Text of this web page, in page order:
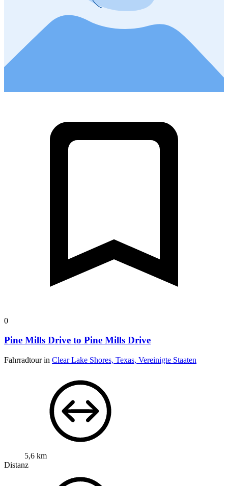
0
Pine Mills Drive to Pine Mills Drive
Fahrradtour in Clear Lake Shores, Texas, Vereinigte Staaten
5,6 km
Distanz